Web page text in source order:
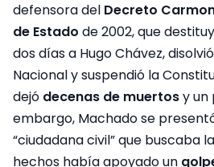
defensora del Decreto
de Estado de 2002, que
dos días a Hugo Chávez,
Nacional y suspendió la
dejó decenas de muertosy un
embargo, Machado se
“ciudadana civil” que buscaba
hechos había apoyado un